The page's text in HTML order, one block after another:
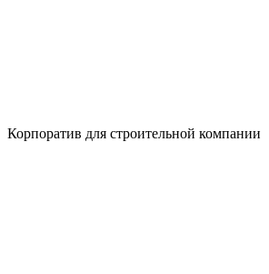
Корпоратив для строительной компании